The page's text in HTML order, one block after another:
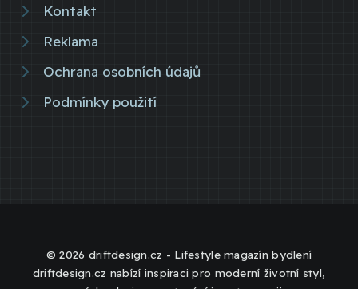
Kontakt
Reklama
Ochrana osobních údajů
Podmínky použití
© 2026 driftdesign.cz - Lifestyle magazín bydlení
driftdesign.cz nabízí inspiraci pro moderní životní styl,